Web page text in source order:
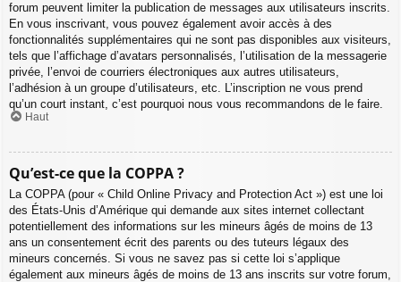
forum peuvent limiter la publication de messages aux utilisateurs inscrits.
En vous inscrivant, vous pouvez également avoir accès à des
fonctionnalités supplémentaires qui ne sont pas disponibles aux visiteurs,
tels que l’affichage d’avatars personnalisés, l’utilisation de la messagerie
privée, l’envoi de courriers électroniques aux autres utilisateurs,
l’adhésion à un groupe d’utilisateurs, etc. L’inscription ne vous prend
qu’un court instant, c’est pourquoi nous vous recommandons de le faire.
Haut
Qu’est-ce que la COPPA ?
La COPPA (pour « Child Online Privacy and Protection Act ») est une loi
des États-Unis d’Amérique qui demande aux sites internet collectant
potentiellement des informations sur les mineurs âgés de moins de 13
ans un consentement écrit des parents ou des tuteurs légaux des
mineurs concernés. Si vous ne savez pas si cette loi s’applique
également aux mineurs âgés de moins de 13 ans inscrits sur votre forum,